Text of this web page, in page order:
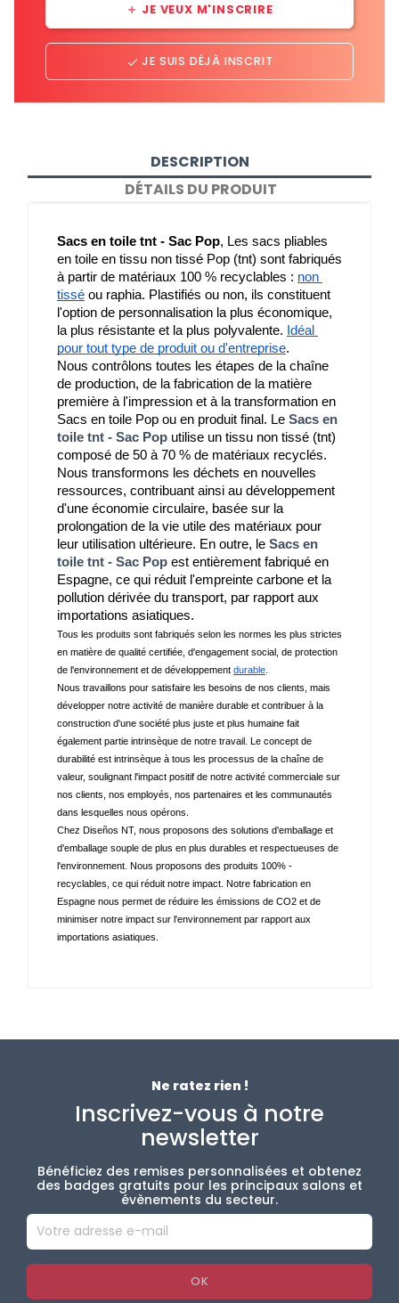
add JE VEUX M'INSCRIRE
done JE SUIS DÉJÀ INSCRIT
DESCRIPTION
DÉTAILS DU PRODUIT
Sacs en toile tnt - Sac Pop, Les sacs pliables
en toile en tissu non tissé Pop (tnt) sont fabriqués
à partir de matériaux 100 % recyclables : non
tissé ou raphia. Plastifiés ou non, ils constituent
l'option de personnalisation la plus économique,
la plus résistante et la plus polyvalente. Idéal
pour tout type de produit ou d'entreprise.
Nous contrôlons toutes les étapes de la chaîne
de production, de la fabrication de la matière
première à l'impression et à la transformation en
Sacs en toile Pop ou en produit final. Le Sacs en
toile tnt - Sac Pop utilise un tissu non tissé (tnt)
composé de 50 à 70 % de matériaux recyclés.
Nous transformons les déchets en nouvelles
ressources, contribuant ainsi au développement
d'une économie circulaire, basée sur la
prolongation de la vie utile des matériaux pour
leur utilisation ultérieure. En outre, le Sacs en
toile tnt - Sac Pop est entièrement fabriqué en
Espagne, ce qui réduit l'empreinte carbone et la
pollution dérivée du transport, par rapport aux
importations asiatiques.
Tous les produits sont fabriqués selon les normes les plus strictes
en matière de qualité certifiée, d'engagement social, de protection
de l'environnement et de développement durable
Nous travaillons pour satisfaire les besoins de nos clients, mais
développer notre activité de manière durable et contribuer à la
construction d'une société plus juste et plus humaine fait
également partie intrinsèque de notre travail. Le concept de
durabilité est intrinsèque à tous les processus de la chaîne de
valeur, soulignant l'impact positif de notre activité commerciale sur
nos clients, nos employés, nos partenaires et les communautés
dans lesquelles nous opérons.
Chez Diseños NT, nous proposons des solutions d'emballage et
d'emballage souple de plus en plus durables et respectueuses de
l'environnement. Nous proposons des produits 100% -
recyclables, ce qui réduit notre impact. Notre fabrication en
Espagne nous permet de réduire les émissions de CO2 et de
minimiser notre impact sur l'environnement par rapport aux
importations asiatiques.
Ne ratez rien !
Inscrivez-vous à notre
newsletter
Bénéficiez des remises personnalisées et obtenez
des badges gratuits pour les principaux salons et
évènements du secteur.